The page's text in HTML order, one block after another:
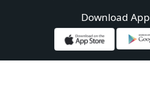
Download App